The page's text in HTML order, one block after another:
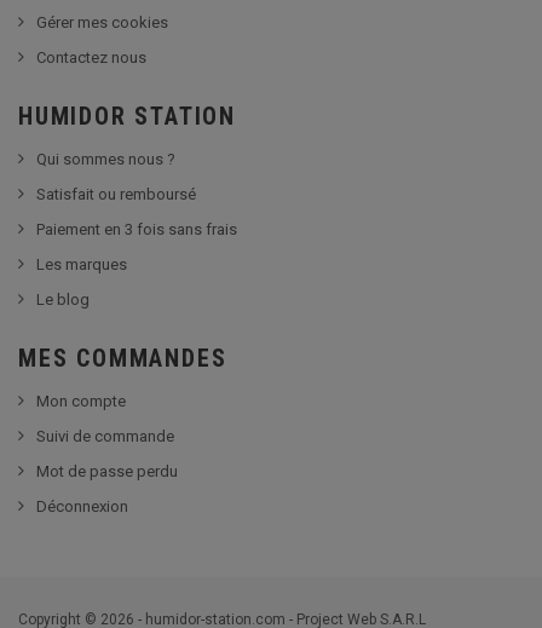
Gérer mes cookies
Contactez nous
HUMIDOR STATION
Qui sommes nous ?
Satisfait ou remboursé
Paiement en 3 fois sans frais
Les marques
Le blog
MES COMMANDES
Mon compte
Suivi de commande
Mot de passe perdu
Déconnexion
Copyright © 2026 - humidor-station.com - Project Web S.A.R.L